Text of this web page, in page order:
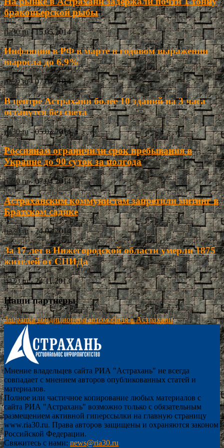
браконьерской рыбы
ria30.ru - 15.05.2014
Инфляция в РФ в марте в годовом выражении
выросла до 6,9%
ria30.ru - 07.04.2014
В центре Астрахани более 10 зданий на 3 часа
останутся без света
ria30.ru - 05.03.2014
Россиянам ограничили срок пребывания в
Украине до 90 суток за полгода
ria30.ru - 07.04.2014
Астраханским коммунистам запретили митинг в
Братском садике
ria30.ru - 24.02.2014
За 17 лет в Нижегородской области умерли 1875
жителей от СПИДа
ria30.ru - 24.11.2013
Наши партнёры
Заправка кондиционера автомобиля в Астрахани
Мнение владельцев сайта РИА "Астрахань" не всегда
совпадает с мнением авторов опубликованных статей и
материалов.
Полное или частичное копирование любых материалов с
сайта РИА "Астрахань" возможно только с обязательным
размещением активной гиперссылки на главную страницу
www.ria30.ru. Права авторов защищены и охраняются законом
Российской Федерации.
Свяжитесь с нами: news@ria30.ru